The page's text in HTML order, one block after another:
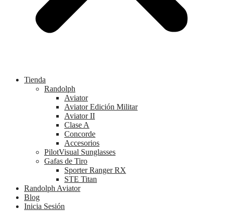
Tienda
Randolph
Aviator
Aviator Edición Militar
Aviator II
Clase A
Concorde
Accesorios
PilotVisual Sunglasses
Gafas de Tiro
Sporter Ranger RX
STE Titan
Randolph Aviator
Blog
Inicia Sesión